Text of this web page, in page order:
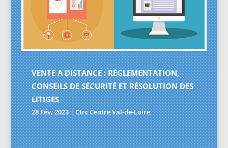
VENTE A DISTANCE : RÉGLEMENTATION,
CONSEILS DE SÉCURITÉ ET RÉSOLUTION DES
LITIGES
28 Fév, 2023|Ctrc Centre Val-de-Loire